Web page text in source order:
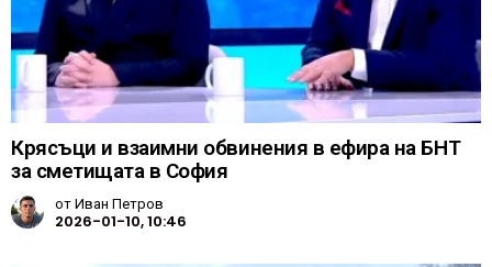
Крясъци и взаимни обвинения в ефира на БНТ
за сметищата в София
отИван Петров
2026-01-10, 10:46